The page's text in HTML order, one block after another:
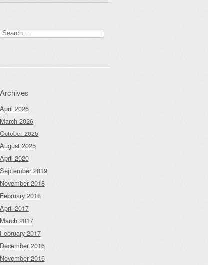
Search
for:
Archives
April 2026
March 2026
October 2025
August 2025
April 2020
September 2019
November 2018
February 2018
April 2017
March 2017
February 2017
December 2016
November 2016